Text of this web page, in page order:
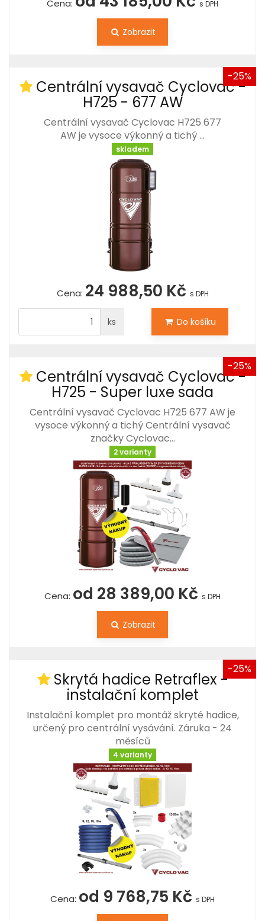
Cena: s DPH
Zobrazit
-25%
Centrální vysavač Cyclovac -
H725 - 677 AW
Centrální vysavač Cyclovac H725 677
AW je vysoce výkonný a tichý …
skladem
Cena: 24 988,50 Kč s DPH
ks Do košíku
-25%
Centrální vysavač Cyclovac -
H725 - Super luxe sada
Centrální vysavač Cyclovac H725 677 AW je
vysoce výkonný a tichý Centrální vysavač
značky Cyclovac…
2 varianty
Cena: od 28 389,00 Kč s DPH
Zobrazit
-25%
Skrytá hadice Retraflex -
instalační komplet
Instalační komplet pro montáž skryté hadice,
určený pro centrální vysávání. Záruka - 24
měsíců
4 varianty
Cena: od 9 768,75 Kč s DPH